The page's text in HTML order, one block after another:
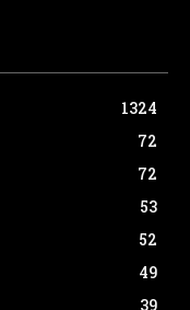
1324
72
72
53
52
49
39